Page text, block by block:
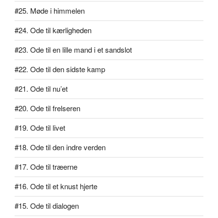
#25. Møde i himmelen
#24. Ode til kærligheden
#23. Ode til en lille mand i et sandslot
#22. Ode til den sidste kamp
#21. Ode til nu’et
#20. Ode til frelseren
#19. Ode til livet
#18. Ode til den indre verden
#17. Ode til træerne
#16. Ode til et knust hjerte
#15. Ode til dialogen